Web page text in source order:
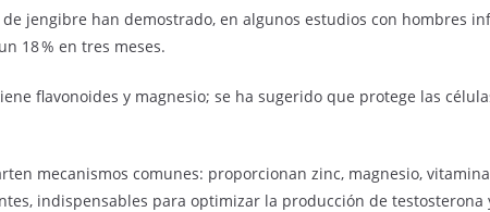
jengibre han demostrado, en algunos estudios con hombres
18 % en tres meses.
flavonoides y magnesio; se ha sugerido que protege las
mecanismos comunes: proporcionan zinc, magnesio, vitamina
indispensables para optimizar la producción de testosterona